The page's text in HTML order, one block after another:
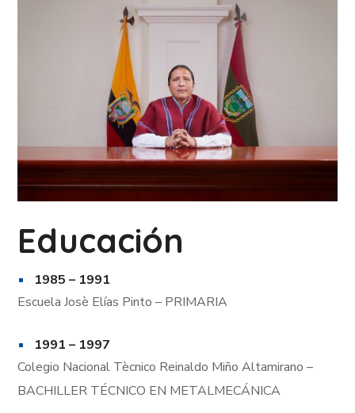
Educación
1985 – 1991
Escuela Josè Elías Pinto – PRIMARIA
1991 – 1997
Colegio Nacional Tècnico Reinaldo Miño Altamirano –
BACHILLER TÉCNICO EN METALMECÁNICA